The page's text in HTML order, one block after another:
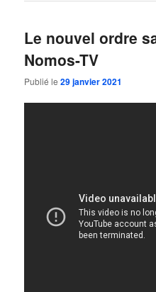
Le nouvel ordre
Nomos-TV
Publié le29 janvier 2021